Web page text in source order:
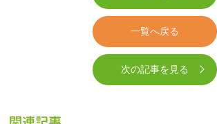
一覧へ戻る
次の記事を見る